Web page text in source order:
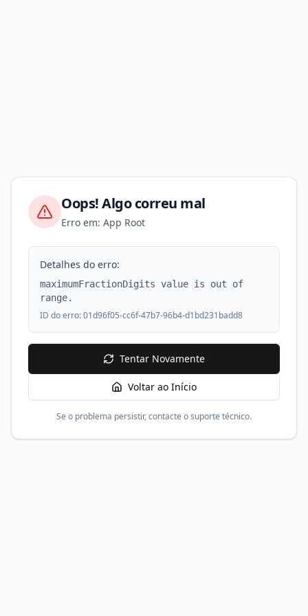
Oops! Algo correu mal
Erro em: App Root
Detalhes do erro:
maximumFractionDigits value is out of
range.
ID do erro:01d96f05-cc6f-47b7-96b4-d1bd231badd8
Tentar Novamente
Voltar ao Início
Se o problema persistir, contacte o suporte técnico.